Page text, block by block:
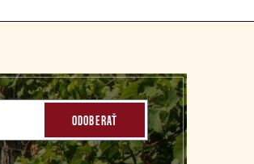
ODOBERAŤ